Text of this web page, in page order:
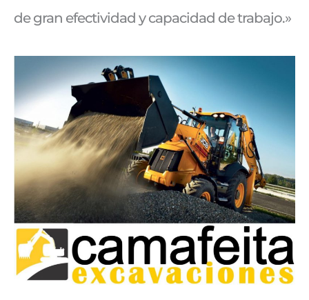
de gran efectividad y capacidad de trabajo.»